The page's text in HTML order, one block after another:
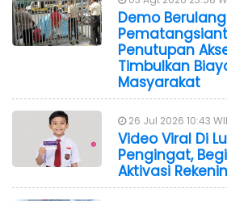
Demo
Penutupan
Timbulkan
Masyarakat
26 Jul 2026 10:43
Video Viral Di
Pengingat,
Aktivasi